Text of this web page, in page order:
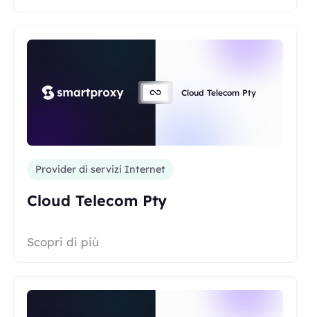
Cloud Telecom Pty
Provider di servizi Internet
Cloud Telecom Pty
Scopri di più